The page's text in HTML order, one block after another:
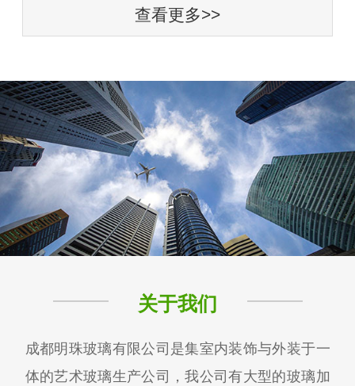
查看更多>>
关于我们
成都明珠玻璃有限公司是集室内装饰与外装于一
体的艺术玻璃生产公司，我公司有大型的玻璃加